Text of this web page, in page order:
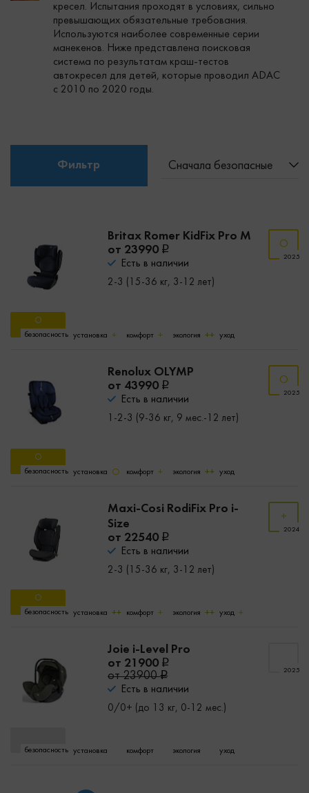
кресел. Испытания проходят в условиях, сильно
превышающих обязательные требования.
Используются наиболее современные серии
манекенов. Ниже представлена поисковая
система по результатам краш-тестов
автокресел для детей, которые проводил ADAC
с 2010 по 2020 годы.
Фильтр Сначала безопасные
Britax Romer KidFix Pro M
от 23990
Есть в наличии
2-3 (15-36 кг, 3-12 лет)
2025
безопасность установка комфорт экология уход
Renolux OLYMP
от 43990
Есть в наличии
1-2-3 (9-36 кг, 9 мес.-12 лет)
2025
безопасность установка комфорт экология уход
Maxi-Cosi RodiFix Pro i-
Size
от 22540
Есть в наличии
2-3 (15-36 кг, 3-12 лет)
2024
безопасность установка комфорт экология уход
Joie i-Level Pro
от 21900
от 23900
Есть в наличии
0/0+ (до 13 кг, 0-12 мес.)
2025
безопасность установка комфорт экология уход